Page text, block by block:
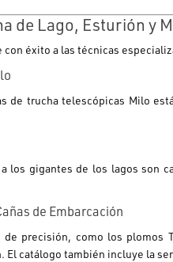
de Lago, Esturión y
éxito a las técnicas
de trucha telescópicas Milo
los gigantes de los lagos son
de Embarcación
precisión, como los plomos
catálogo también incluye la